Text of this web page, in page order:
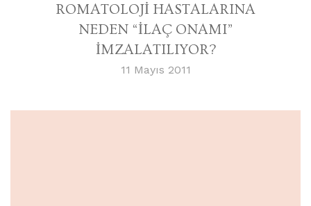
ROMATOLOJİ HASTALARINA
NEDEN “İLAÇ ONAMI”
İMZALATILIYOR?
11 Mayıs 2011